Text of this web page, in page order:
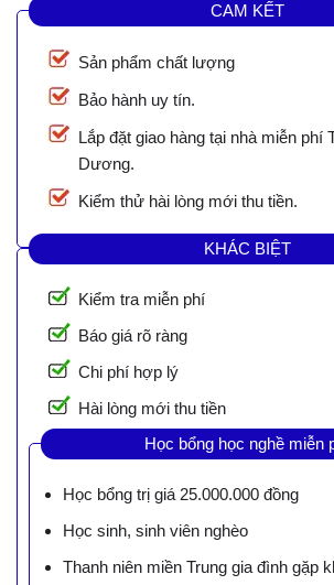
CAM KẾT
Sản phẩm chất lượng
Bảo hành uy tín.
Lắp đặt giao hàng tại nhà miễn phí
Dương.
Kiểm thử hài lòng mới thu tiền.
KHÁC BIỆT
Kiểm tra miễn phí
Báo giá rõ ràng
Chi phí hợp lý
Hài lòng mới thu tiền
Học bổng học nghề miễn
Học bổng trị giá 25.000.000 đồng
Học sinh, sinh viên nghèo
Thanh niên miền Trung gia đình gặp